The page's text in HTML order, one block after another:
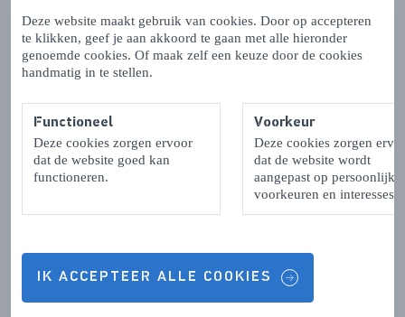
Deze website maakt gebruik van cookies. Door op accepteren
te klikken, geef je aan akkoord te gaan met alle hieronder
genoemde cookies. Of maak zelf een keuze door de cookies
handmatig in te stellen.
Functioneel
Deze cookies zorgen ervoor
dat de website goed kan
functioneren.
Voorkeur
Deze cookies zorgen
dat de website wordt
aangepast op persoonlijke
voorkeuren en interesses.
IK ACCEPTEER ALLE COOKIES
Winkelen